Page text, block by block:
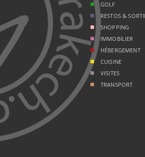
GOLF
RESTOS &
SHOPPING
IMMOBILIER
HÉBERGEMENT
CUISINE
VISITES
TRANSPORT